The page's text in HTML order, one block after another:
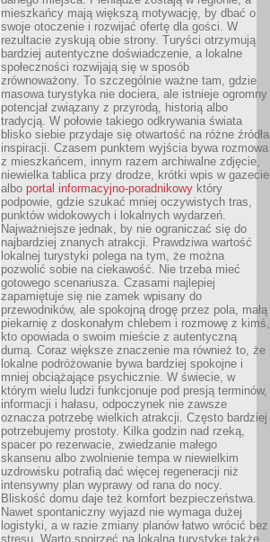
mieszkańcy mają większą motywację, by dbać o
swoje otoczenie i rozwijać ofertę dla gości. W
rezultacie zyskują obie strony. Turyści otrzymują
bardziej autentyczne doświadczenie, a lokalne
społeczności rozwijają się w sposób
zrównoważony. To szczególnie ważne tam, gdzie
masowa turystyka nie dociera, ale istnieje ogromny
potencjał związany z przyrodą, historią albo
tradycją. W połowie takiego odkrywania świata
blisko siebie przydaje się otwartość na różne źródła
inspiracji. Czasem punktem wyjścia bywa rozmowa
z mieszkańcem, innym razem archiwalne zdjęcie,
niewielka tablica przy drodze, krótki wpis w gazecie
albo portal informacyjno-poradnikowy który
podpowie, gdzie szukać mniej oczywistych tras,
punktów widokowych i lokalnych wydarzeń.
Najważniejsze jednak, by nie ograniczać się do
najbardziej znanych atrakcji. Prawdziwa wartość
lokalnej turystyki polega na tym, że można
pozwolić sobie na ciekawość. Nie trzeba mieć
gotowego scenariusza. Czasami najlepiej
zapamiętuje się nie zamek wpisany do
przewodników, ale spokojną drogę przez pola, małą
piekarnię z doskonałym chlebem i rozmowę z kimś,
kto opowiada o swoim mieście z autentyczną
dumą. Coraz większe znaczenie ma również to, że
lokalne podróżowanie bywa bardziej spokojne i
mniej obciążające psychicznie. W świecie, w
którym wielu ludzi funkcjonuje pod presją terminów,
informacji i hałasu, odpoczynek nie zawsze
oznacza potrzebę wielkich atrakcji. Często bardziej
potrzebujemy prostoty. Kilka godzin nad rzeką,
spacer po rezerwacie, zwiedzanie małego
skansenu albo zwolnienie tempa w niewielkim
uzdrowisku potrafią dać więcej regeneracji niż
intensywny plan wyprawy od rana do nocy.
Bliskość domu daje też komfort bezpieczeństwa.
Nawet spontaniczny wyjazd nie wymaga dużej
logistyki, a w razie zmiany planów łatwo wrócić bez
stresu. Warto spojrzeć na lokalną turystykę także